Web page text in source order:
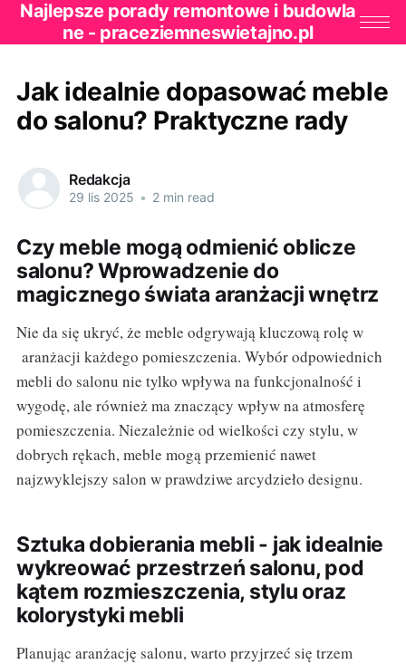
Najlepsze porady remontowe i budowla
ne - praceziemneswietajno.pl
Jak idealnie dopasować meble
do salonu? Praktyczne rady
Redakcja
29 lis 2025 • 2 min read
Czy meble mogą odmienić oblicze
salonu? Wprowadzenie do
magicznego świata aranżacji wnętrz
Nie da się ukryć, że meble odgrywają kluczową rolę w
aranżacji każdego pomieszczenia. Wybór odpowiednich
mebli do salonu nie tylko wpływa na funkcjonalność i
wygodę, ale również ma znaczący wpływ na atmosferę
pomieszczenia. Niezależnie od wielkości czy stylu, w
dobrych rękach, meble mogą przemienić nawet
najzwyklejszy salon w prawdziwe arcydzieło designu.
Sztuka dobierania mebli - jak idealnie
wykreować przestrzeń salonu, pod
kątem rozmieszczenia, stylu oraz
kolorystyki mebli
Planując aranżację salonu, warto przyjrzeć się trzem